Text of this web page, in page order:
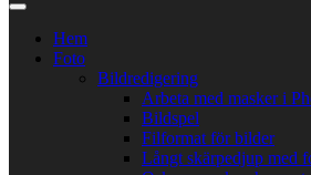
Hem
Foto
Bildredigering
Arbeta med masker i
Bildspel
Filformat för bilder
Långt skärpedjup med